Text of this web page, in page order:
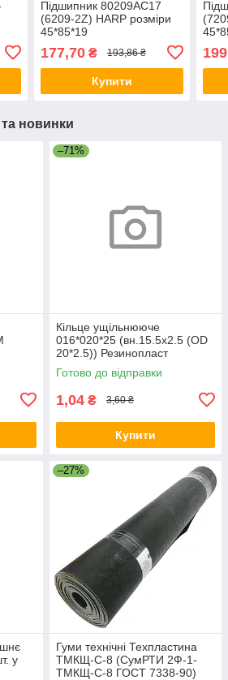
Підшипник 80209АС17
(6209-2Z) HARP розміри
45*85*19
177,70₴ 193,86 ₴
Купити
та новинки
–71%
Кільце ущільнююче
016*020*25 (вн.15.5х2.5 (OD
20*2.5)) Резинопласт
Готово до відправки
1,04 ₴ 3,60 ₴
Купити
у
–27%
Гуми технічні Техпластина
ТМКЩ-С-8 (СумРТИ 2Ф-1-
ТМКЩ-С-8 ГОСТ 7338-90)